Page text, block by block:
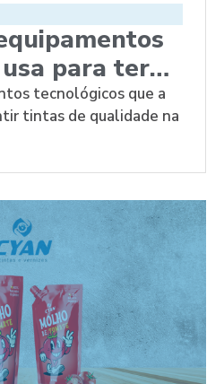
para ter
tintas
tecnológicos que a
tintas de qualidade na